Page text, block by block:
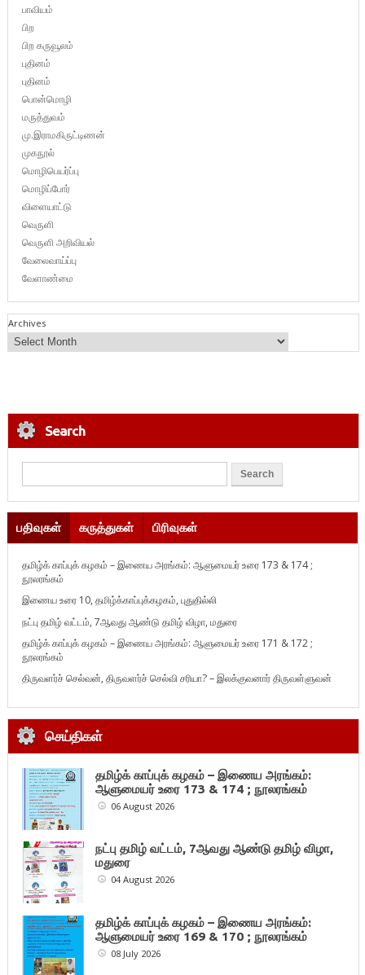
பாவியம்
பிற
பிற கருவூலம்
புதினம்
புதினம்
பொன்மொழி
மருத்துவம்
மு.இராமகிருட்டிணன்
முகநூல்
மொழிபெயர்ப்பு
மொழிப்போர்
விளையாட்டு
வெருளி
வெருளி அறிவியல்
வேலைவாய்ப்பு
வேளாண்மை
Archives
Search
பதிவுகள் கருத்துகள் பிரிவுகள்
தமிழ்க் காப்புக் கழகம் – இணைய அரங்கம்: ஆளுமையர் உரை 173 & 174 ;
நூலரங்கம்
இணைய உரை 10, தமிழ்க்காப்புக்கழகம், புதுதில்லி
நட்பு தமிழ் வட்டம், 7ஆவது ஆண்டு தமிழ் விழா, மதுரை
தமிழ்க் காப்புக் கழகம் – இணைய அரங்கம்: ஆளுமையர் உரை 171 & 172 ;
நூலரங்கம்
திருவளர்ச் செல்வன், திருவளர்ச் செல்வி சரியா? – இலக்குவனார் திருவள்ளுவன்
செய்திகள்
தமிழ்க் காப்புக் கழகம் – இணைய அரங்கம்:
ஆளுமையர் உரை 173 & 174 ; நூலரங்கம்
06 August 2026
நட்பு தமிழ் வட்டம், 7ஆவது ஆண்டு தமிழ் விழா,
மதுரை
04 August 2026
தமிழ்க் காப்புக் கழகம் – இணைய அரங்கம்:
ஆளுமையர் உரை 169 & 170 ; நூலரங்கம்
08 July 2026